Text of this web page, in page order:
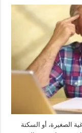
الصغيرة، أو السكتة